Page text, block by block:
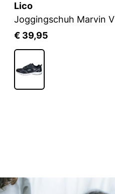
Lico
Joggingschuh Marvin V
€ 39,95